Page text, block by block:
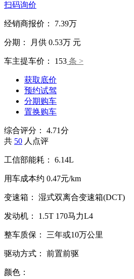
扫码询价
经销商报价： 7.39万
分期： 月供 0.53万 元
车主提车价： 153 条 >
获取底价
预约试驾
分期购车
置换购车
综合评分：
4.71分
共 50 人点评
工信部能耗： 6.14L
用车成本约 0.47元/km
变速箱： 湿式双离合变速箱(DCT)
发动机： 1.5T 170马力L4
整车质保： 三年或10万公里
驱动方式： 前置前驱
颜色：